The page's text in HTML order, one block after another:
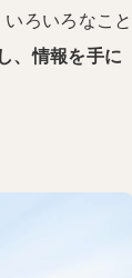
ろいろなこと
、情報を手に